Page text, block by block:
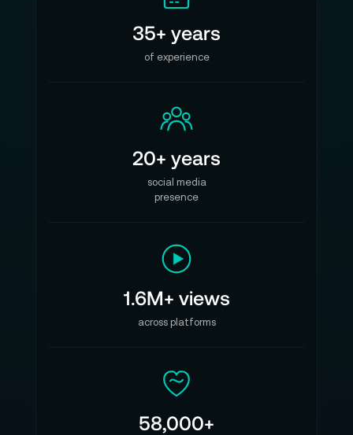
35+ years
of experience
20+ years
social media
presence
1.6M+ views
across platforms
58,000+